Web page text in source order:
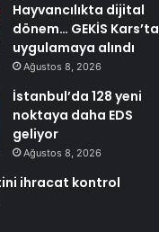
Hayvancılıkta dijital
dönem… GEKİS Kars’ta
uygulamaya alındı
Ağustos 8, 2026
İstanbul’da 128 yeni
noktaya daha EDS
geliyor
Ağustos 8, 2026
ihracat kontrol